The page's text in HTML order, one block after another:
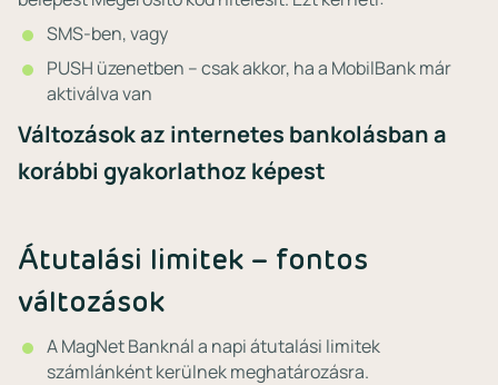
SMS-ben, vagy
PUSH üzenetben – csak akkor, ha a MobilBank már
aktiválva van
Változások az internetes bankolásban a
korábbi gyakorlathoz képest
Átutalási limitek – fontos
változások
A MagNet Banknál a napi átutalási limitek
számlánként kerülnek meghatározásra.